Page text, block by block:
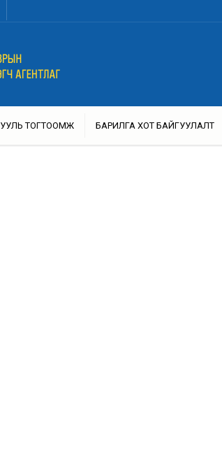
ТОГТООМЖ БАРИЛГА ХОТ БАЙГУУЛАЛТ